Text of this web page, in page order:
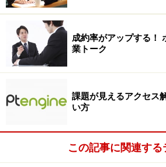
ド質問」と「フリー質問」という2
うまく組み合わせていきましょう。
つかみのタイミングでは「
「リード質問」とは、「最近、
なるケースが多いのですが、そう
良いと思いませんか？」など、イ
答えられる質問のことです。
成約率がアップする！
業トーク
課題が見えるアクセス
い方
この記事に関連する